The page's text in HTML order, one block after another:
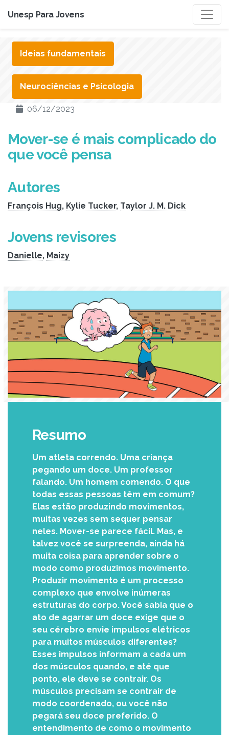
Unesp Para Jovens
Ideias fundamentais
Neurociências e Psicologia
06/12/2023
Mover-se é mais complicado do
que você pensa
Autores
François Hug, Kylie Tucker, Taylor J. M. Dick
Jovens revisores
Danielle, Maizy
Resumo
Um atleta correndo. Uma criança
pegando um doce. Um professor
falando. Um homem comendo. O que
todas essas pessoas têm em comum?
Elas estão produzindo movimentos,
muitas vezes sem sequer pensar
neles. Mover-se parece fácil. Mas, e
talvez você se surpreenda, ainda há
muita coisa para aprender sobre o
modo como produzimos movimento.
Produzir movimento é um processo
complexo que envolve inúmeras
estruturas do corpo. Você sabia que o
ato de agarrar um doce exige que o
seu cérebro envie impulsos elétricos
para muitos músculos diferentes?
Esses impulsos informam a cada um
dos músculos quando, e até que
ponto, ele deve se contrair. Os
músculos precisam se contrair de
modo coordenado, ou você não
pegará seu doce preferido. O
entendimento de como o movimento